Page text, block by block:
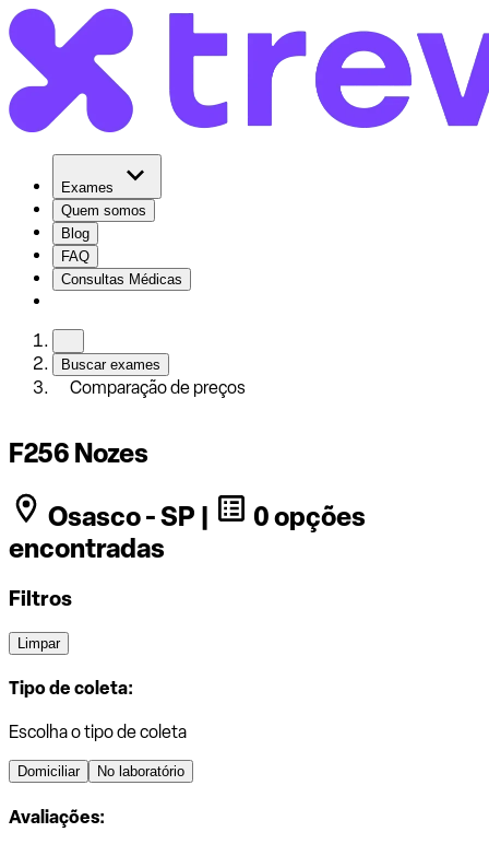
Exames
Quem somos
Blog
FAQ
Consultas Médicas
Buscar exames
Comparação de preços
F256 Nozes
Osasco - SP |
0 opções
encontradas
Filtros
Limpar
Tipo de coleta:
Escolha o tipo de coleta
Domiciliar No laboratório
Avaliações: